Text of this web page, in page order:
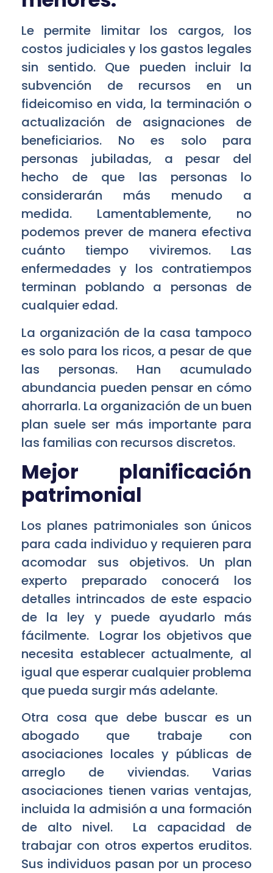
Le permite limitar los cargos, los
costos judiciales y los gastos legales
sin sentido. Que pueden incluir la
subvención de recursos en un
fideicomiso en vida, la terminación o
actualización de asignaciones de
beneficiarios. No es solo para
personas jubiladas, a pesar del
hecho de que las personas lo
considerarán más menudo a
medida. Lamentablemente, no
podemos prever de manera efectiva
cuánto tiempo viviremos. Las
enfermedades y los contratiempos
terminan poblando a personas de
cualquier edad.
La organización de la casa tampoco
es solo para los ricos, a pesar de que
las personas. Han acumulado
abundancia pueden pensar en cómo
ahorrarla. La organización de un buen
plan suele ser más importante para
las familias con recursos discretos.
Mejor planificación
patrimonial
Los planes patrimoniales son únicos
para cada individuo y requieren para
acomodar sus objetivos. Un plan
experto preparado conocerá los
detalles intrincados de este espacio
de la ley y puede ayudarlo más
fácilmente. Lograr los objetivos que
necesita establecer actualmente, al
igual que esperar cualquier problema
que pueda surgir más adelante.
Otra cosa que debe buscar es un
abogado que trabaje con
asociaciones locales y públicas de
arreglo de viviendas. Varias
asociaciones tienen varias ventajas,
incluida la admisión a una formación
de alto nivel. La capacidad de
trabajar con otros expertos eruditos.
Sus individuos pasan por un proceso